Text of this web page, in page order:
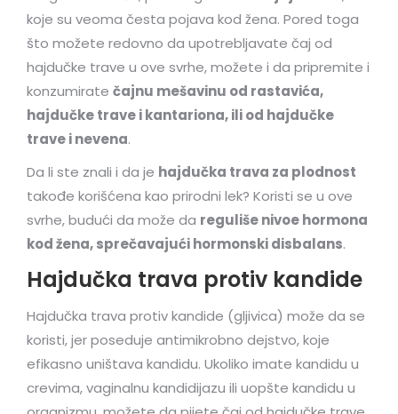
koje su veoma česta pojava kod žena. Pored toga
što možete redovno da upotrebljavate čaj od
hajdučke trave u ove svrhe, možete i da pripremite i
konzumirate čajnu mešavinu od rastavića,
hajdučke trave i kantariona, ili od hajdučke
trave i nevena.
Da li ste znali i da je hajdučka trava za plodnost
takođe korišćena kao prirodni lek? Koristi se u ove
svrhe, budući da može da reguliše nivoe hormona
kod žena, sprečavajući hormonski disbalans.
Hajdučka trava protiv kandide
Hajdučka trava protiv kandide (gljivica) može da se
koristi, jer poseduje antimikrobno dejstvo, koje
efikasno uništava kandidu. Ukoliko imate kandidu u
crevima, vaginalnu kandidijazu ili uopšte kandidu u